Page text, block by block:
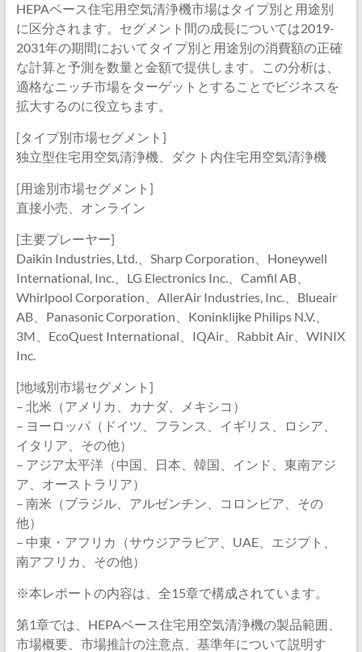
HEPAベース住宅用空気清浄機市場はタイプ別と用途別
に区分されます。セグメント間の成長については2019-
2031年の期間においてタイプ別と用途別の消費額の正確
な計算と予測を数量と金額で提供します。この分析は、
適格なニッチ市場をターゲットとすることでビジネスを
拡大するのに役立ちます。
[タイプ別市場セグメント]
独立型住宅用空気清浄機、ダクト内住宅用空気清浄機
[用途別市場セグメント]
直接小売、オンライン
[主要プレーヤー]
Daikin Industries, Ltd.、Sharp Corporation、Honeywell
International, Inc.、LG Electronics Inc.、Camfil AB、
Whirlpool Corporation、AllerAir Industries, Inc.、Blueair
AB、Panasonic Corporation、Koninklijke Philips N.V.、
3M、EcoQuest International、IQAir、Rabbit Air、WINIX
Inc.
[地域別市場セグメント]
– 北米（アメリカ、カナダ、メキシコ）
– ヨーロッパ（ドイツ、フランス、イギリス、ロシア、
イタリア、その他）
– アジア太平洋（中国、日本、韓国、インド、東南アジ
ア、オーストラリア）
– 南米（ブラジル、アルゼンチン、コロンビア、その
他）
– 中東・アフリカ（サウジアラビア、UAE、エジプト、
南アフリカ、その他）
※本レポートの内容は、全15章で構成されています。
第1章では、HEPAベース住宅用空気清浄機の製品範囲、
市場概要、市場推計の注意点、基準年について説明す